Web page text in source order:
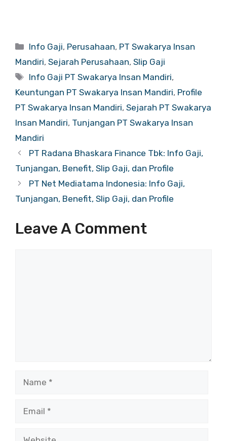
Categories
Info Gaji, Perusahaan, PT Swakarya Insan
Mandiri, Sejarah Perusahaan, Slip Gaji
Tags
Info Gaji PT Swakarya Insan Mandiri,
Keuntungan PT Swakarya Insan Mandiri, Profile
PT Swakarya Insan Mandiri, Sejarah PT Swakarya
Insan Mandiri, Tunjangan PT Swakarya Insan
Mandiri
PT Radana Bhaskara Finance Tbk: Info Gaji,
Tunjangan, Benefit, Slip Gaji, dan Profile
PT Net Mediatama Indonesia: Info Gaji,
Tunjangan, Benefit, Slip Gaji, dan Profile
Leave A Comment